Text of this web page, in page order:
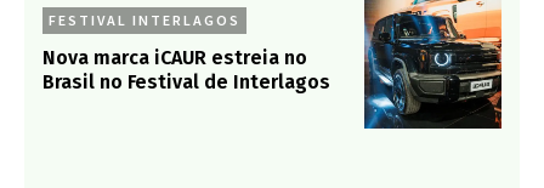
FESTIVAL INTERLAGOS
Nova marca iCAUR estreia no
Brasil no Festival de Interlagos